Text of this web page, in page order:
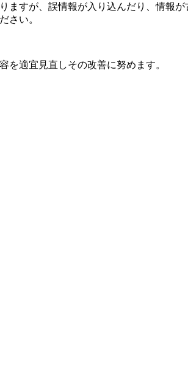
すが、誤情報が入り込んだり、情報が
さい。
を適宜見直しその改善に努めます。